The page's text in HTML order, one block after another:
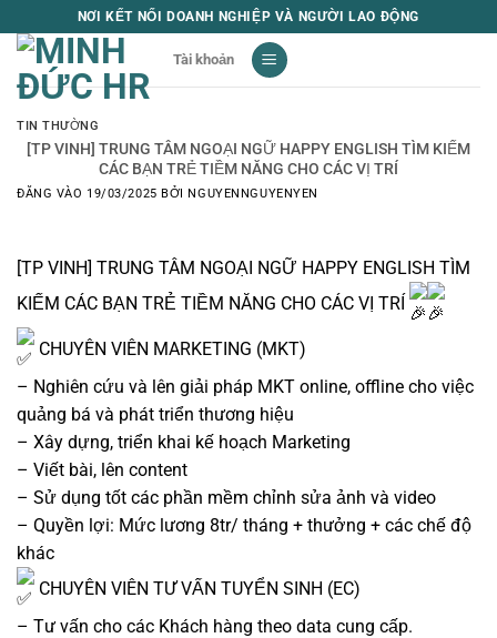
qua
nội
dung
NƠI KẾT NỐI DOANH NGHIỆP VÀ NGƯỜI LAO ĐỘNG
Tài khoản
TIN THƯỜNG
[TP VINH] TRUNG TÂM NGOẠI NGỮ HAPPY ENGLISH TÌM KIẾM
CÁC BẠN TRẺ TIỀM NĂNG CHO CÁC VỊ TRÍ
ĐĂNG VÀO 19/03/2025 BỞINGUYENNGUYENYEN
[TP VINH] TRUNG TÂM NGOẠI NGỮ HAPPY ENGLISH TÌM
KIẾM CÁC BẠN TRẺ TIỀM NĂNG CHO CÁC VỊ TRÍ
CHUYÊN VIÊN MARKETING (MKT)
– Nghiên cứu và lên giải pháp MKT online, offline cho việc
quảng bá và phát triển thương hiệu
– Xây dựng, triển khai kế hoạch Marketing
– Viết bài, lên content
– Sử dụng tốt các phần mềm chỉnh sửa ảnh và video
– Quyền lợi: Mức lương 8tr/ tháng + thưởng + các chế độ
khác
CHUYÊN VIÊN TƯ VẤN TUYỂN SINH (EC)
– Tư vấn cho các Khách hàng theo data cung cấp.